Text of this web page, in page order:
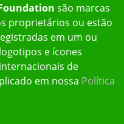
são marcas
proprietários ou estão
em um ou
e ícones
de
em nossa Política